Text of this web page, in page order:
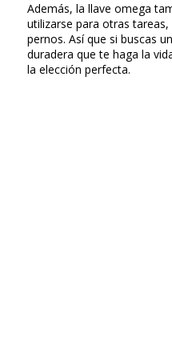
Además, la llave omega
utilizarse para otras
pernos. Así que si buscas
duradera que te haga la
la elección perfecta.